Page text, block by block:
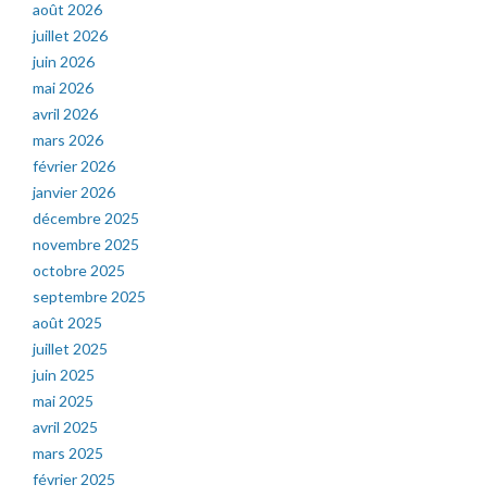
août 2026
juillet 2026
juin 2026
mai 2026
avril 2026
mars 2026
février 2026
janvier 2026
décembre 2025
novembre 2025
octobre 2025
septembre 2025
août 2025
juillet 2025
juin 2025
mai 2025
avril 2025
mars 2025
février 2025